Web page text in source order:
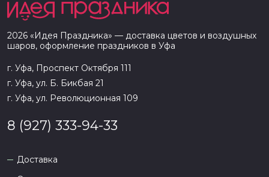
2026 «Идея Праздника» — доставка цветов и воздушных
шаров, оформление праздников в Уфа
г. Уфа, Проспект Октября 111
г. Уфа, ул. Б. Бикбая 21
г. Уфа, ул. Революционная 109
8 (927) 333-94-33
Доставка